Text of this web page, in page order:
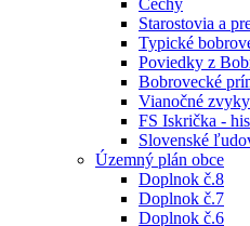
Cechy
Starostovia a
Typické
Poviedky z
Bobrovecké
Vianočné
FS Iskrička -
Slovenské
Územný plán obce
Doplnok č.8
Doplnok č.7
Doplnok č.6